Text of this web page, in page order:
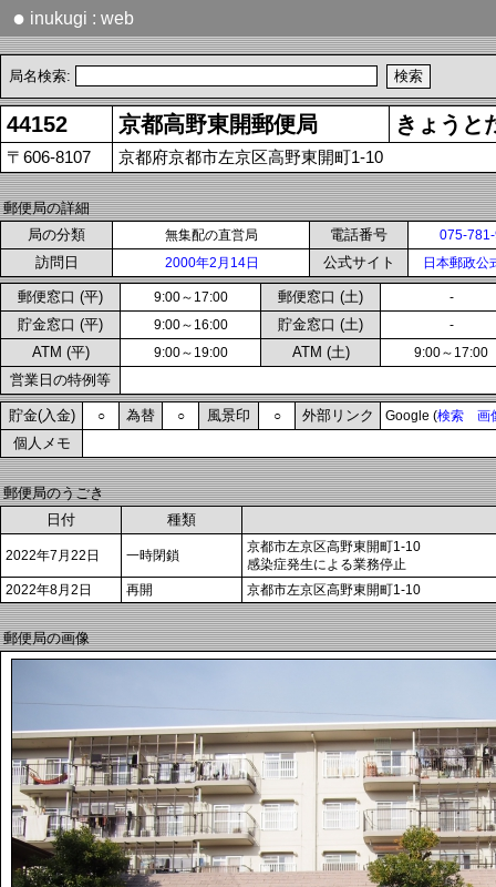
● inukugi : web
局名検索:
44152 京都高野東開郵便局 きょうと
〒606-8107 京都府京都市左京区高野東開町1-10
郵便局の詳細
局の分類
無集配の直営局 電話番号 075-
訪問日 2000年2月14日 公式サイト 日本郵政公
郵便窓口 (平) 9:00～17:00 郵便窓口 (土) -
貯金窓口 (平) 9:00～16:00 貯金窓口 (土) -
ATM (平) 9:00～19:00 ATM (土) 9:00～17:00
営業日の特例等
貯金(入金) ○ 為替 ○ 風景印 ○ 外部リンク Google (検索 画
個人メモ
郵便局のうごき
日付
種類
2022年7月22日 一時閉鎖
京都市左京区高野東開町1-10
感染症発生による業務停止
2022年8月2日
再開 京都市左京区高野東開町1-10
郵便局の画像